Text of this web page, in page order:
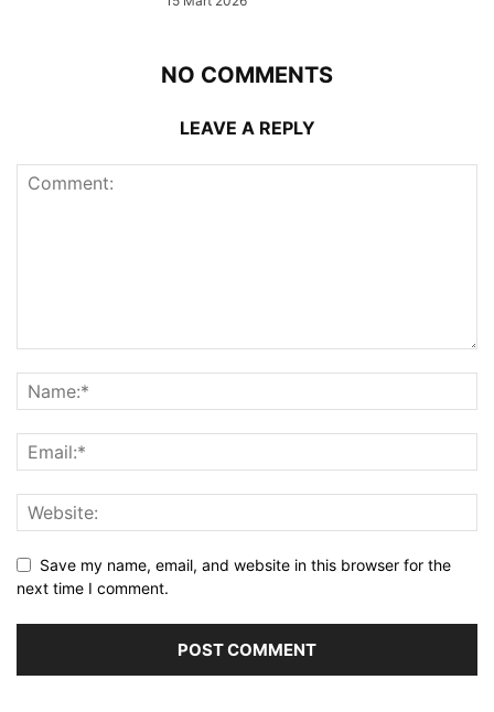
NO COMMENTS
LEAVE A REPLY
Save my name, email, and website in this browser for the
next time I comment.